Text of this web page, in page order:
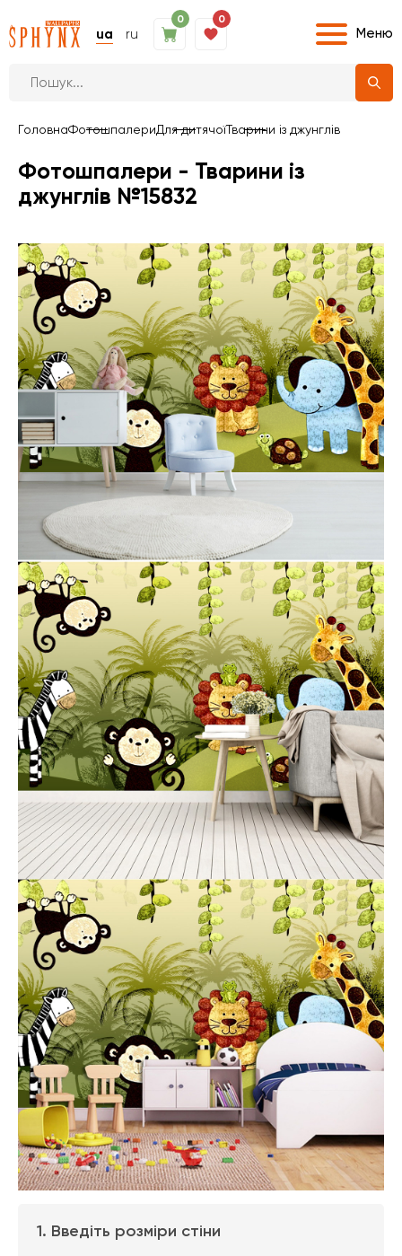
ua ru
0 0
Меню
ГоловнаФотошпалериДля дитячоїТварини із джунглів
Фотошпалери - Тварини із
джунглів №15832
1. Введіть розміри стіни